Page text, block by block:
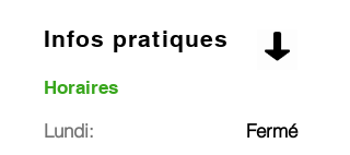
Infos pratiques
Horaires
Lundi:
Fermé